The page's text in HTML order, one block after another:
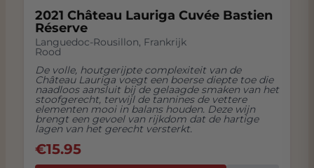
2021 Château Lauriga Cuvée Bastien
Réserve
Languedoc-Rousillon, Frankrijk
Rood
De volle, houtgerijpte complexiteit van de
Château Lauriga voegt een boerse diepte toe die
naadloos aansluit bij de gelaagde smaken van het
stoofgerecht, terwijl de tannines de vettere
elementen mooi in balans houden. Deze wijn
brengt een gevoel van rijkdom dat de hartige
lagen van het gerecht versterkt.
€15.95